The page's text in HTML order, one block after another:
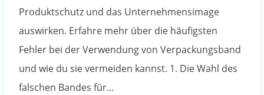
Produktschutz und das Unternehmensimage
auswirken. Erfahre mehr über die häufigsten
Fehler bei der Verwendung von Verpackungsband
und wie du sie vermeiden kannst. 1. Die Wahl des
falschen Bandes für...